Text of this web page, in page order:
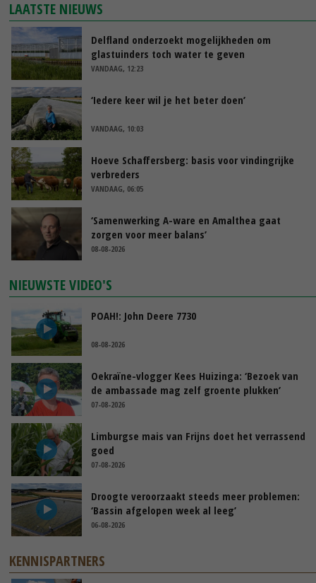
LAATSTE NIEUWS
Delfland onderzoekt mogelijkheden om
glastuinders toch water te geven
VANDAAG, 12:23
‘Iedere keer wil je het beter doen’
VANDAAG, 10:03
Hoeve Schaffersberg: basis voor vindingrijke
verbreders
VANDAAG, 06:05
‘Samenwerking A-ware en Amalthea gaat
zorgen voor meer balans’
08-08-2026
NIEUWSTE VIDEO'S
POAH!: John Deere 7730
08-08-2026
Oekraïne-vlogger Kees Huizinga: ‘Bezoek van
de ambassade mag zelf groente plukken’
07-08-2026
Limburgse mais van Frijns doet het verrassend
goed
07-08-2026
Droogte veroorzaakt steeds meer problemen:
‘Bassin afgelopen week al leeg’
06-08-2026
KENNISPARTNERS